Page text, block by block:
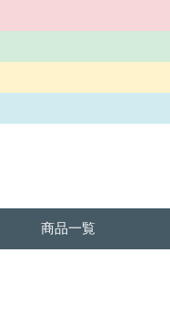
商品一覧